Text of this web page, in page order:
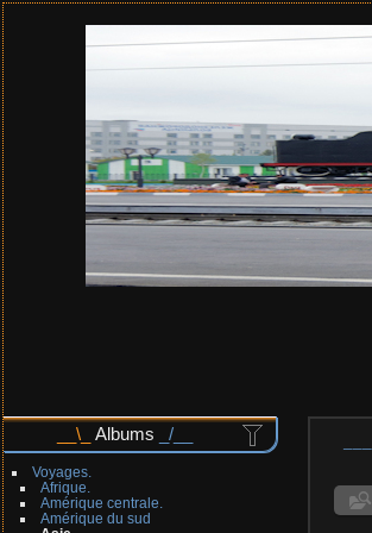
Albums
Voyages.
Afrique.
Amérique centrale.
Amérique du sud